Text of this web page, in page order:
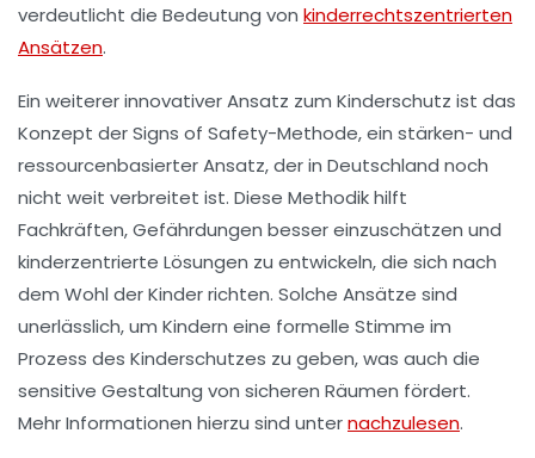
verdeutlicht die Bedeutung von kinderrechtszentrierten
Ansätzen.
Ein weiterer innovativer Ansatz zum Kinderschutz ist das
Konzept derSigns of Safety-Methode, ein stärken- und
ressourcenbasierter Ansatz, der in Deutschland noch
nicht weit verbreitet ist. Diese Methodik hilft
Fachkräften, Gefährdungen besser einzuschätzen und
kinderzentrierte Lösungen zu entwickeln, die sich nach
dem Wohl der Kinder richten. Solche Ansätze sind
unerlässlich, um Kindern eine formelle Stimme im
Prozess des Kinderschutzes zu geben, was auch die
sensitive Gestaltung von sicheren Räumen fördert.
Mehr Informationen hierzu sind unternachzulesen.